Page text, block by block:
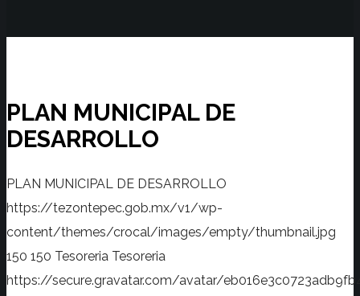
PLAN MUNICIPAL DE
DESARROLLO
PLAN MUNICIPAL DE DESARROLLO
https://tezontepec.gob.mx/v1/wp-
content/themes/crocal/images/empty/thumbnail.jpg
150 150 Tesoreria Tesoreria
https://secure.gravatar.com/avatar/